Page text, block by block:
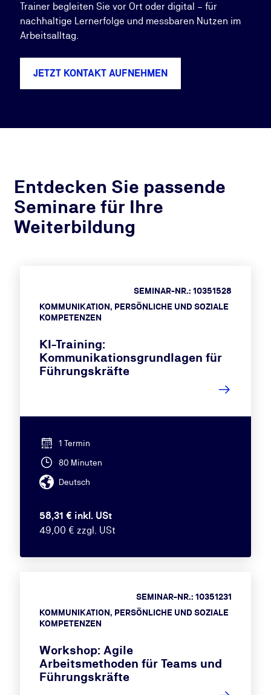
Trainer begleiten Sie vor Ort oder digital – für
nachhaltige Lernerfolge und messbaren Nutzen im
Arbeitsalltag.
JETZT KONTAKT AUFNEHMEN
Entdecken Sie passende
Seminare für Ihre
Weiterbildung
KOMMUNIKATION, PERSÖNLICHE UND SOZIALE
KOMPETENZEN
SEMINAR-NR.: 10351528
KI-Training:
Kommunikationsgrundlagen für
Führungskräfte
1 Termin
80 Minuten
Deutsch
58,31 € inkl. USt
49,00 € zzgl. USt
KOMMUNIKATION, PERSÖNLICHE UND SOZIALE
KOMPETENZEN
SEMINAR-NR.: 10351231
Workshop: Agile
Arbeitsmethoden für Teams und
Führungskräfte